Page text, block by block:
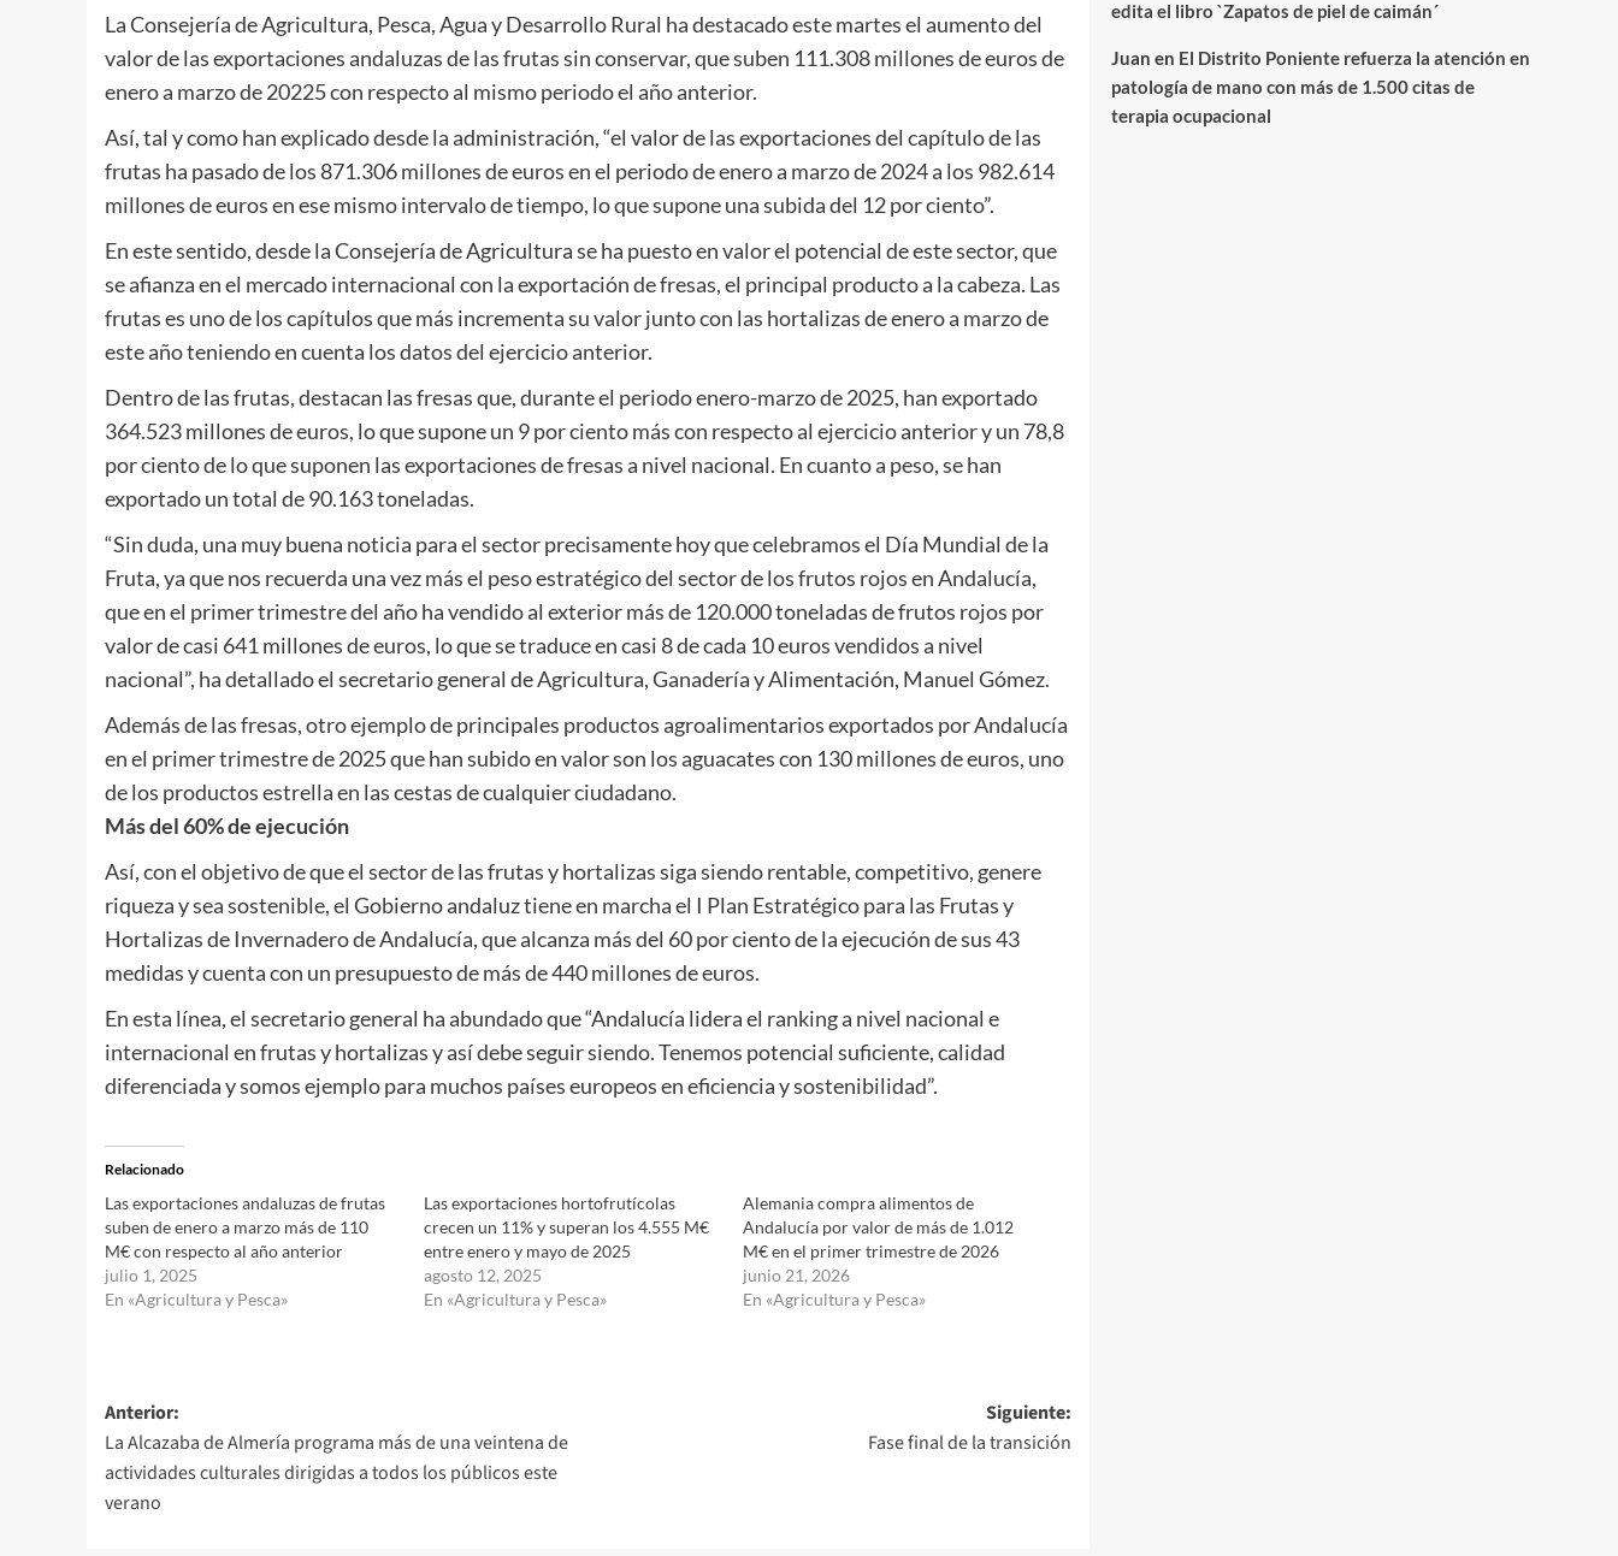
La Consejería de Agricultura, Pesca, Agua y Desarrollo Rural ha destacado este martes el aumento del
valor de las exportaciones andaluzas de las frutas sin conservar, que suben 111.308 millones de euros de
enero a marzo de 20225 con respecto al mismo periodo el año anterior.
Así, tal y como han explicado desde la administración, “el valor de las exportaciones del capítulo de las
frutas ha pasado de los 871.306 millones de euros en el periodo de enero a marzo de 2024 a los 982.614
millones de euros en ese mismo intervalo de tiempo, lo que supone una subida del 12 por ciento”.
En este sentido, desde la Consejería de Agricultura se ha puesto en valor el potencial de este sector, que
se afianza en el mercado internacional con la exportación de fresas, el principal producto a la cabeza. Las
frutas es uno de los capítulos que más incrementa su valor junto con las hortalizas de enero a marzo de
este año teniendo en cuenta los datos del ejercicio anterior.
Dentro de las frutas, destacan las fresas que, durante el periodo enero-marzo de 2025, han exportado
364.523 millones de euros, lo que supone un 9 por ciento más con respecto al ejercicio anterior y un 78,8
por ciento de lo que suponen las exportaciones de fresas a nivel nacional. En cuanto a peso, se han
exportado un total de 90.163 toneladas.
“Sin duda, una muy buena noticia para el sector precisamente hoy que celebramos el Día Mundial de la
Fruta, ya que nos recuerda una vez más el peso estratégico del sector de los frutos rojos en Andalucía,
que en el primer trimestre del año ha vendido al exterior más de 120.000 toneladas de frutos rojos por
valor de casi 641 millones de euros, lo que se traduce en casi 8 de cada 10 euros vendidos a nivel
nacional”, ha detallado el secretario general de Agricultura, Ganadería y Alimentación, Manuel Gómez.
Además de las fresas, otro ejemplo de principales productos agroalimentarios exportados por Andalucía
en el primer trimestre de 2025 que han subido en valor son los aguacates con 130 millones de euros, uno
de los productos estrella en las cestas de cualquier ciudadano.
Más del 60% de ejecución
Así, con el objetivo de que el sector de las frutas y hortalizas siga siendo rentable, competitivo, genere
riqueza y sea sostenible, el Gobierno andaluz tiene en marcha el I Plan Estratégico para las Frutas y
Hortalizas de Invernadero de Andalucía, que alcanza más del 60 por ciento de la ejecución de sus 43
medidas y cuenta con un presupuesto de más de 440 millones de euros.
En esta línea, el secretario general ha abundado que “Andalucía lidera el ranking a nivel nacional e
internacional en frutas y hortalizas y así debe seguir siendo. Tenemos potencial suficiente, calidad
diferenciada y somos ejemplo para muchos países europeos en eficiencia y sostenibilidad”.
Relacionado
Las exportaciones andaluzas de frutas
suben de enero a marzo más de 110
M€ con respecto al año anterior
julio 1, 2025
En «Agricultura y Pesca»
Las exportaciones hortofrutícolas
crecen un 11% y superan los 4.555 M€
entre enero y mayo de 2025
agosto 12, 2025
En «Agricultura y Pesca»
Alemania compra alimentos de
Andalucía por valor de más de 1.012
M€ en el primer trimestre de 2026
junio 21, 2026
En «Agricultura y Pesca»
Navegación
de
entradas
Anterior:
La Alcazaba de Almería programa más de una veintena de
actividades culturales dirigidas a todos los públicos este
verano
Siguiente:
Fase final de la transición
edita el libro `Zapatos de piel de caimán´
Juan en El Distrito Poniente refuerza la atención en
patología de mano con más de 1.500 citas de
terapia ocupacional